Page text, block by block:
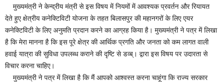
मुख्यमंत्री ने केन्द्रीय मंत्री से इस विषय में नियमों में आवश्यक प्रवर्तन और रियायत
देते हुए क्षेत्रीय कनेक्टिविटी योजना के तहत बिलासपुर की महानगरों के लिए एयर
कनेक्टिविटी के लिए अनुमति प्रदान करने का आग्रह किया है। मुख्यमंत्री ने पत्र में लिखा
है कि मेरा मानना है कि इस पूरे क्षेत्र की आर्थिक प्रगति और जनता को कम लागत वाली
हवाई यात्रा की सुविधा उपलब्ध कराने की दृष्टि से डव्ब्। द्वारा इस विषय पर उदारता से
विचार करना चाहिए।
मुख्यमंत्री ने पत्र में लिखा है कि मैं आपको आश्वस्त करना चाहूंगा कि राज्य सरकार